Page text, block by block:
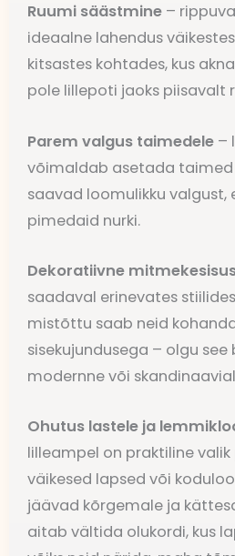
Ruumi säästmine –
ideaalne lahendus
kitsastes kohtades, kus
pole lillepoti jaoks piisavalt
Parem valgus taimedele –
võimaldab asetada taimed
saavad loomulikku valgust,
pimedaid nurki.
Dekoratiivne
saadaval erinevates
mistõttu saab neid
sisekujundusega – olgu see
modernne või
Ohutus lastele ja
lilleampel on praktiline valik
väikesed lapsed või
jäävad kõrgemale ja
aitab vältida olukordi, kus